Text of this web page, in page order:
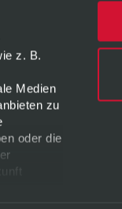
z. B.
Medien
zu
oder die